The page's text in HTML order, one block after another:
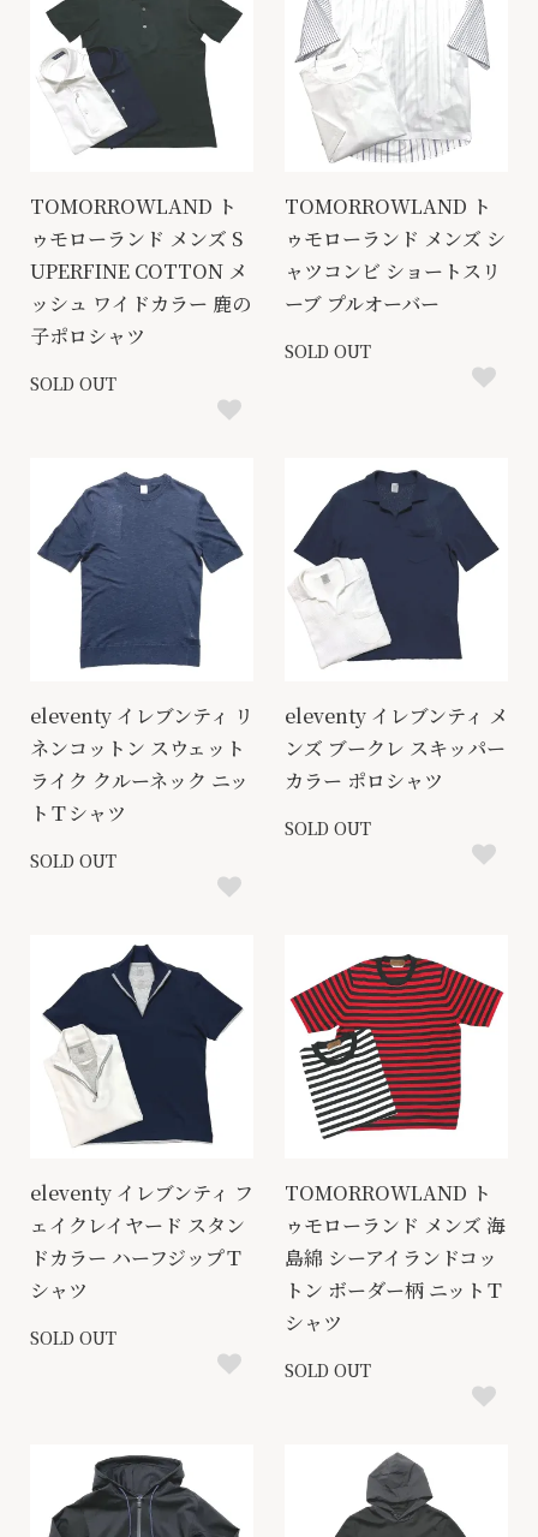
TOMORROWLAND ト
ゥモローランド メンズ S
UPERFINE COTTON メ
ッシュ ワイドカラー 鹿の
子ポロシャツ
SOLD OUT
TOMORROWLAND ト
ゥモローランド メンズ シ
ャツコンビ ショートスリ
ーブ プルオーバー
SOLD OUT
eleventy イレブンティ リ
ネンコットン スウェット
ライク クルーネック ニッ
トＴシャツ
SOLD OUT
eleventy イレブンティ メ
ンズ ブークレ スキッパー
カラー ポロシャツ
SOLD OUT
eleventy イレブンティ フ
ェイクレイヤード スタン
ドカラー ハーフジップＴ
シャツ
SOLD OUT
TOMORROWLAND ト
ゥモローランド メンズ 海
島綿 シーアイランドコッ
トン ボーダー柄 ニットＴ
シャツ
SOLD OUT